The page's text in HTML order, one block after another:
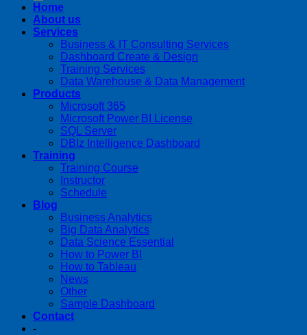
Home
About us
Services
Business & IT Consulting Services
Dashboard Create & Design
Training Services
Data Warehouse & Data Management
Products
Microsoft 365
Microsoft Power BI License
SQL Server
DBIz Intelligence Dashboard
Training
Training Course
Instructor
Schedule
Blog
Business Analytics
Big Data Analytics
Data Science Essential
How to Power BI
How to Tableau
News
Other
Sample Dashboard
Contact
-